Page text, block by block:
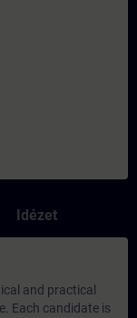
Idézet
and practical
Each candidate is